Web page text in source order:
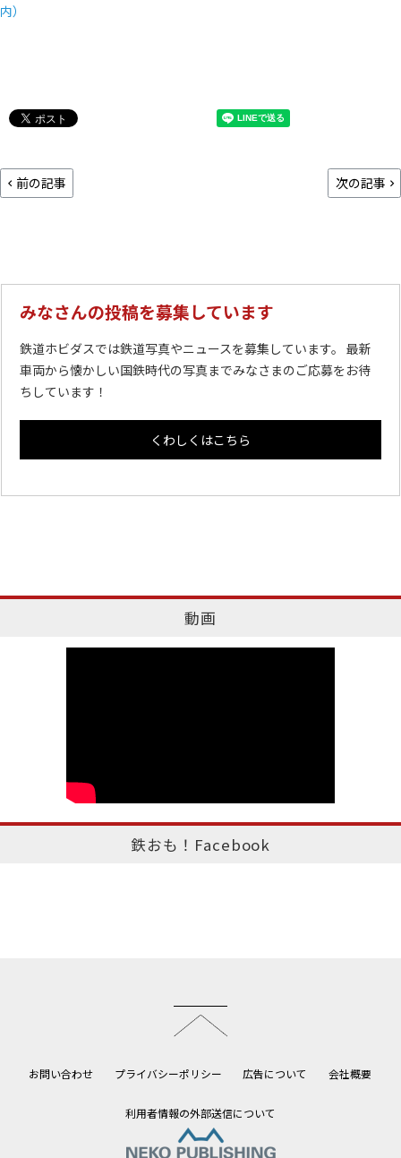
内）
前の記事 次の記事
みなさんの投稿を募集しています
鉄道ホビダスでは鉄道写真やニュースを募集しています。 最新
車両から懐かしい国鉄時代の写真までみなさまのご応募をお待
ちしています！
くわしくはこちら
動画
鉄おも！Facebook
お問い合わせ プライバシーポリシー 広告について 会社概要
利用者情報の外部送信について